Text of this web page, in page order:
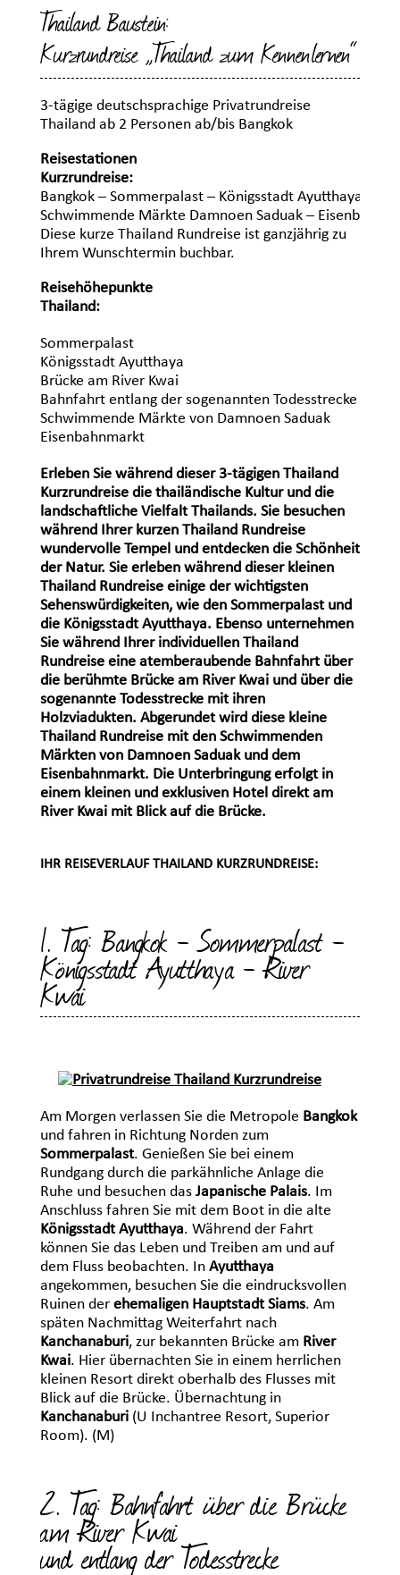
Thailand Baustein:
Kurzrundreise „Thailand zum Kennenlernen“
3-tägige deutschsprachige Privatrundreise
Thailand ab 2 Personen ab/bis Bangkok
Reisestationen
Kurzrundreise:
Bangkok – Sommerpalast – Königsstadt Ayutthaya –
Schwimmende Märkte Damnoen Saduak –
Diese kurze Thailand Rundreise ist ganzjährig zu
Ihrem Wunschtermin buchbar.
Reisehöhepunkte
Thailand:
Sommerpalast
Königsstadt Ayutthaya
Brücke am River Kwai
Bahnfahrt entlang der sogenannten Todesstrecke
Schwimmende Märkte von Damnoen Saduak
Eisenbahnmarkt
Erleben Sie während dieser 3-tägigen Thailand
Kurzrundreise die thailändische Kultur und die
landschaftliche Vielfalt Thailands. Sie besuchen
während Ihrer kurzen Thailand Rundreise
wundervolle Tempel und entdecken die Schönheit
der Natur. Sie erleben während dieser kleinen
Thailand Rundreise einige der wichtigsten
Sehenswürdigkeiten, wie den Sommerpalast und
die Königsstadt Ayutthaya. Ebenso unternehmen
Sie während Ihrer individuellen Thailand
Rundreise eine atemberaubende Bahnfahrt über
die berühmte Brücke am River Kwai und über die
sogenannte Todesstrecke mit ihren
Holzviadukten. Abgerundet wird diese kleine
Thailand Rundreise mit den Schwimmenden
Märkten von Damnoen Saduak und dem
Eisenbahnmarkt. Die Unterbringung erfolgt in
einem kleinen und exklusiven Hotel direkt am
River Kwai mit Blick auf die Brücke.
IHR REISEVERLAUF THAILAND KURZRUNDREISE:
1. Tag: Bangkok - Sommerpalast -
Königsstadt Ayutthaya - River
Kwai
Am Morgen verlassen Sie die Metropole Bangkok
und fahren in Richtung Norden zum
Sommerpalast. Genießen Sie bei einem
Rundgang durch die parkähnliche Anlage die
Ruhe und besuchen das Japanische Palais. Im
Anschluss fahren Sie mit dem Boot in die alte
Königsstadt Ayutthaya. Während der Fahrt
können Sie das Leben und Treiben am und auf
dem Fluss beobachten. In Ayutthaya
angekommen, besuchen Sie die eindrucksvollen
Ruinen der ehemaligen Hauptstadt Siams. Am
späten Nachmittag Weiterfahrt nach
Kanchanaburi, zur bekannten Brücke am River
Kwai. Hier übernachten Sie in einem herrlichen
kleinen Resort direkt oberhalb des Flusses mit
Blick auf die Brücke. Übernachtung in
Kanchanaburi(U Inchantree Resort, Superior
Room). (M)
2. Tag: Bahnfahrt über die Brücke
am River Kwai
und entlang der Todesstrecke